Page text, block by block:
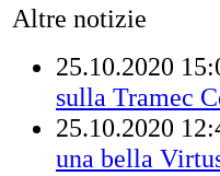
Altre notizie
25.10.2020
sulla Tramec
25.10.2020
una bella